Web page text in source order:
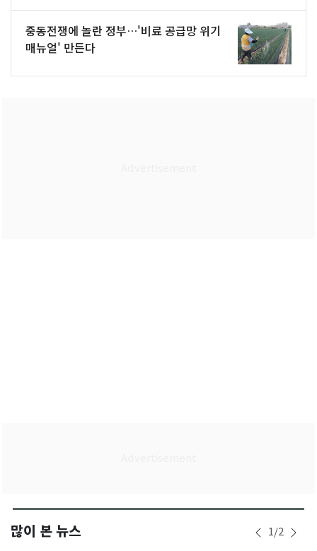
중동전쟁에 놀란 정부…'비료 공급망 위기
매뉴얼' 만든다
많이 본 뉴스 1/2